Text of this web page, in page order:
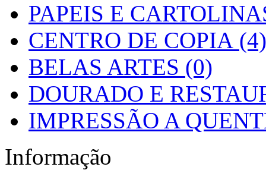
PAPEIS E
CENTRO DE COPIA (4)
BELAS ARTES (0)
DOURADO E
IMPRESSÃO A
Informação